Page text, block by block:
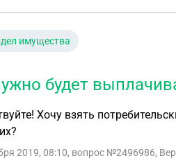
имущества
будет
Хочу взять
2019, 08:10, вопрос №2496986,